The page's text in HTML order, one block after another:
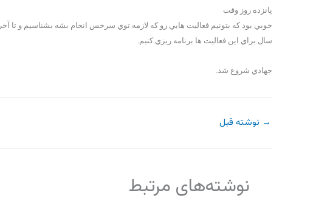
پانزده روز وقت
خوبي بود كه بتونيم فعاليت هايي رو كه لازمه توي سرخس انجام بشه بشناسيم و تا آخر
سال براي اين فعاليت ها برنامه ريزي كنيم.
جهادي شروع شد.
→ نوشته قبل
نوشته‌های مرتبط